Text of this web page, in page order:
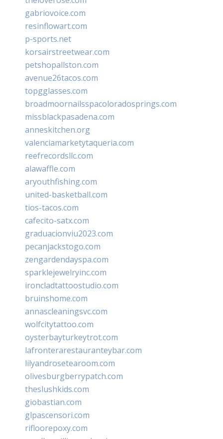
gabriovoice.com
resinflowart.com
p-sports.net
korsairstreetwear.com
petshopallston.com
avenue26tacos.com
topgglasses.com
broadmoornailsspacoloradosprings.com
missblackpasadena.com
anneskitchen.org
valenciamarketytaqueria.com
reefrecordsllc.com
alawaffle.com
aryouthfishing.com
united-basketball.com
tios-tacos.com
cafecito-satx.com
graduacionviu2023.com
pecanjackstogo.com
zengardendayspa.com
sparklejewelryinc.com
ironcladtattoostudio.com
bruinshome.com
annascleaningsvc.com
wolfcitytattoo.com
oysterbayturkeytrot.com
lafronterarestauranteybar.com
lilyandrosetearoom.com
olivesburgberrypatch.com
theslushkids.com
giobastian.com
glpascensori.com
rifloorepoxy.com